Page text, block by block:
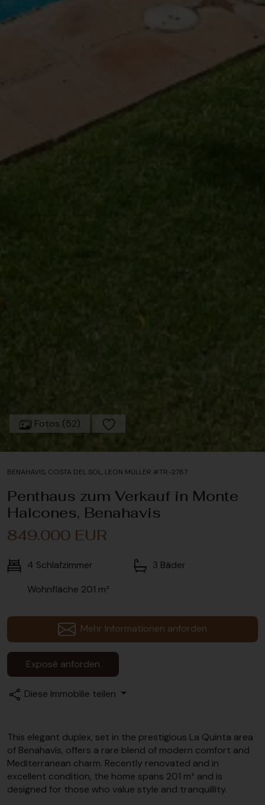
Fotos (52)
BENAHAVIS, COSTA DEL SOL, LEON MÜLLER #TR-2787
Penthaus zum Verkauf in Monte
Halcones, Benahavis
849.000 EUR
4 Schlafzimmer 3 Bäder
Wohnfläche 201 m²
Mehr Informationen anforden
Exposé anforden
Diese Immobilie teilen
This elegant duplex, set in the prestigious La Quinta area
of Benahavís, offers a rare blend of modern comfort and
Mediterranean charm. Recently renovated and in
excellent condition, the home spans 201 m² and is
designed for those who value style and tranquillity.